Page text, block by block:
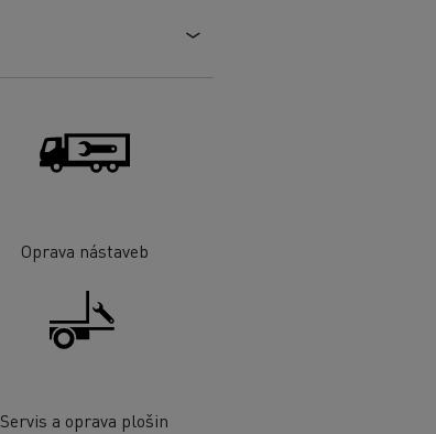
Oprava nástaveb
Servis a oprava plošin